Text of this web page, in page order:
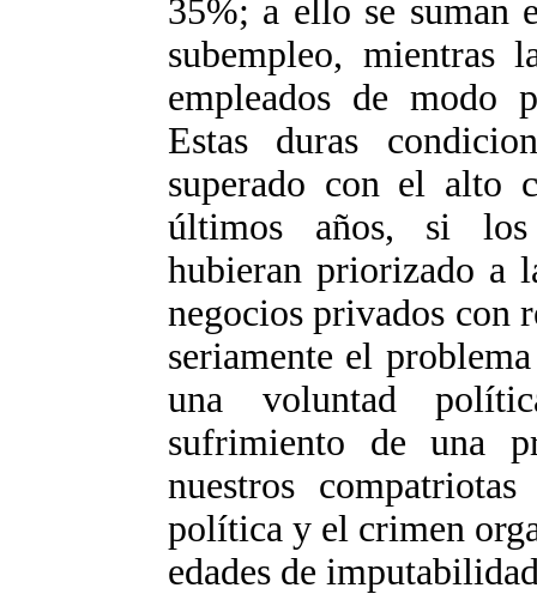
35%; a ello se suman
subempleo, mientras
empleados de modo
Estas duras
superado con el alto
últimos años, si los
hubieran priorizado a
negocios privados con
seriamente el
una voluntad
sufrimiento de una
nuestros
política y el crimen
edades de